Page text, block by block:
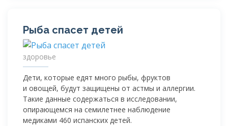
Рыба спасет детей
здоровье
Дети, которые едят много рыбы, фруктов
и овощей, будут защищены от астмы и аллергии.
Такие данные содержаться в исследовании,
опирающемся на семилетнее наблюдение
медиками 460 испанских детей.